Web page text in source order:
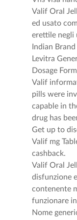
Valif Oral
ed usato
erettile negli
Indian
Levitra
Dosage
Valif
pills were
capable in
drug has
Get up to
Valif mg
cashback.
Valif Oral
disfunzione
contenente
funzionare
Nome